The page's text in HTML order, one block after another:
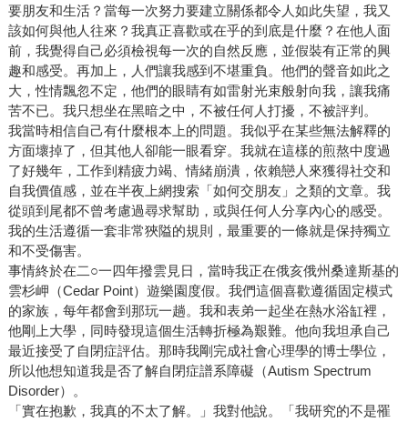
要朋友和生活？當每一次努力要建立關係都令人如此失望，我又
該如何與他人往來？我真正喜歡或在乎的到底是什麼？在他人面
前，我覺得自己必須檢視每一次的自然反應，並假裝有正常的興
趣和感受。再加上，人們讓我感到不堪重負。他們的聲音如此之
大，性情飄忽不定，他們的眼睛有如雷射光束般射向我，讓我痛
苦不已。我只想坐在黑暗之中，不被任何人打擾，不被評判。
我當時相信自己有什麼根本上的問題。我似乎在某些無法解釋的
方面壞掉了，但其他人卻能一眼看穿。我就在這樣的煎熬中度過
了好幾年，工作到精疲力竭、情緒崩潰，依賴戀人來獲得社交和
自我價值感，並在半夜上網搜索「如何交朋友」之類的文章。我
從頭到尾都不曾考慮過尋求幫助，或與任何人分享內心的感受。
我的生活遵循一套非常狹隘的規則，最重要的一條就是保持獨立
和不受傷害。
事情終於在二○一四年撥雲見日，當時我正在俄亥俄州桑達斯基的
雲杉岬（Cedar Point）遊樂園度假。我們這個喜歡遵循固定模式
的家族，每年都會到那玩一趟。我和表弟一起坐在熱水浴缸裡，
他剛上大學，同時發現這個生活轉折極為艱難。他向我坦承自己
最近接受了自閉症評估。那時我剛完成社會心理學的博士學位，
所以他想知道我是否了解自閉症譜系障礙（Autism Spectrum
Disorder）。
「實在抱歉，我真的不太了解。」我對他說。「我研究的不是罹